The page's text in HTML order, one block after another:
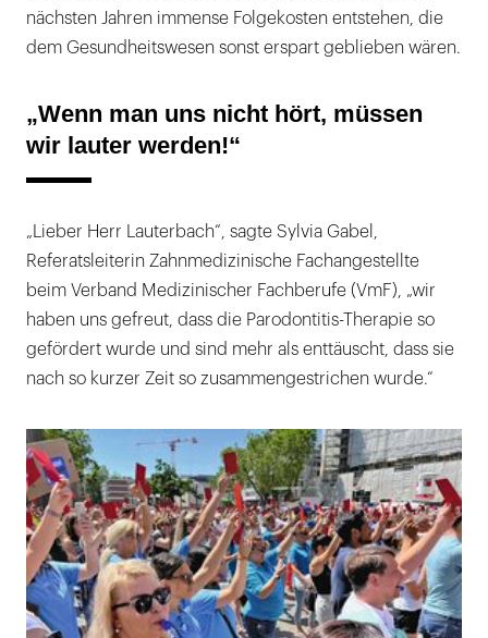
nächsten Jahren immense Folgekosten entstehen, die
dem Gesundheitswesen sonst erspart geblieben wären.
„Wenn man uns nicht hört, müssen
wir lauter werden!“
„Lieber Herr Lauterbach“, sagte Sylvia Gabel,
Referatsleiterin Zahnmedizinische Fachangestellte
beim Verband Medizinischer Fachberufe (VmF), „wir
haben uns gefreut, dass die Parodontitis-Therapie so
gefördert wurde und sind mehr als enttäuscht, dass sie
nach so kurzer Zeit so zusammengestrichen wurde.“